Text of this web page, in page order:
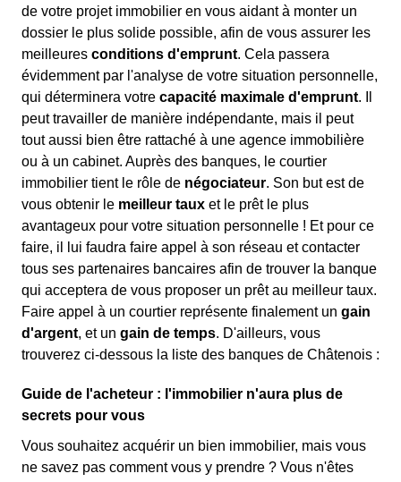
de votre projet immobilier en vous aidant à monter un
dossier le plus solide possible, afin de vous assurer les
meilleures conditions d'emprunt. Cela passera
évidemment par l'analyse de votre situation personnelle,
qui déterminera votre capacité maximale d'emprunt. Il
peut travailler de manière indépendante, mais il peut
tout aussi bien être rattaché à une agence immobilière
ou à un cabinet. Auprès des banques, le courtier
immobilier tient le rôle de négociateur. Son but est de
vous obtenir le meilleur taux et le prêt le plus
avantageux pour votre situation personnelle ! Et pour ce
faire, il lui faudra faire appel à son réseau et contacter
tous ses partenaires bancaires afin de trouver la banque
qui acceptera de vous proposer un prêt au meilleur taux.
Faire appel à un courtier représente finalement un gain
d'argent, et un gain de temps. D'ailleurs, vous
trouverez ci-dessous la liste des banques de Châtenois :
Guide de l'acheteur : l'immobilier n'aura plus de
secrets pour vous
Vous souhaitez acquérir un bien immobilier, mais vous
ne savez pas comment vous y prendre ? Vous n'êtes